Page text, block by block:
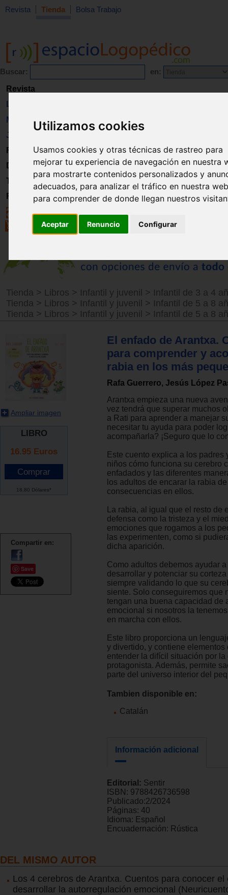
Utilizamos cookies
Usamos cookies y otras técnicas de rastreo para
mejorar tu experiencia de navegación en nuestra
para mostrarte contenidos personalizados y
adecuados, para analizar el tráfico en nuestra
para comprender de donde llegan nuestros
Aceptar Renuncio Configurar
Revista Tienda Bolsa Trabajo
Buscar: en:
Revista
Libros
Material
Juguetes
Formación
Directorio
Trabajo
Registro
Tienda > Libros > Infantil y juvenil > Infantil de 3 a 4
Tienda > Libros > Infantil y juvenil > Infantil de 5 a 8
Tienda > Libros > Infantil y juvenil > Infantil de 5 a 8
Ampliar imagen
LIBRO
16.95 Euros
18.80 Dólares*
Compartir en:
Save
El enfado de Arantxa.
para comprender y
rabia en los más
Rafa Guerrero, Jesús López
Arantxa empieza una nueva
vez tendrá que superar muchos
a Rati para aprender a manejar
necesitar tu ayuda para poder
acompañarla? ¡Seguro que lo
Este cuento explica a los padres
niños cómo funciona su cerebro
enfadados y las diferentes
los adultos de encarar la rabia
consecuencias en ellos.
La rabia, al igual que el resto de
defensa como la tristeza y el
emociones que rogamos a los
las experimenten, como si
dicha aparición.
Como adultos debemos ayudar
desarrollar y potenciar su
siempre validando lo que su
siente. Solo conseguiremos que
tengan una buena capacidad de
emocional si nosotros la
en marcha con ellos.
Este libro proporciona un
y divertido, y contiene elementos
entender la difícil situación por la
protagonista. Además, permite
parte del universo interior del
Tambien disponible en:
Catalán
Información adicional
Editorial: Sentir
ISBN: 9788426736598
Publicado:2/2024
Páginas: 40
Idioma: Español
Encuadernación: Rústica
DEL MISMO AUTOR
Los 4 cerebros de Arantxa. Cuentos para conocer el
desarrollar la autorregulación emocional